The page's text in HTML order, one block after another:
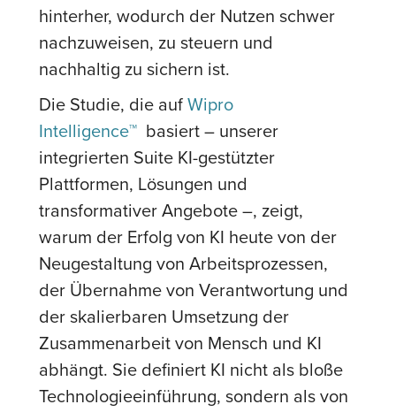
hinterher, wodurch der Nutzen schwer
nachzuweisen, zu steuern und
nachhaltig zu sichern ist.
Die Studie, die aufWipro
Intelligence™ basiert – unserer
integrierten Suite KI-gestützter
Plattformen, Lösungen und
transformativer Angebote –, zeigt,
warum der Erfolg von KI heute von der
Neugestaltung von Arbeitsprozessen,
der Übernahme von Verantwortung und
der skalierbaren Umsetzung der
Zusammenarbeit von Mensch und KI
abhängt. Sie definiert KI nicht als bloße
Technologieeinführung, sondern als von